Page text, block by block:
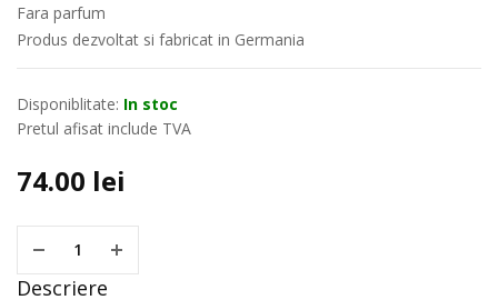
Fara parfum
Produs dezvoltat si fabricat in Germania
Disponiblitate: In stoc
Pretul afisat include TVA
74.00 lei
Descriere